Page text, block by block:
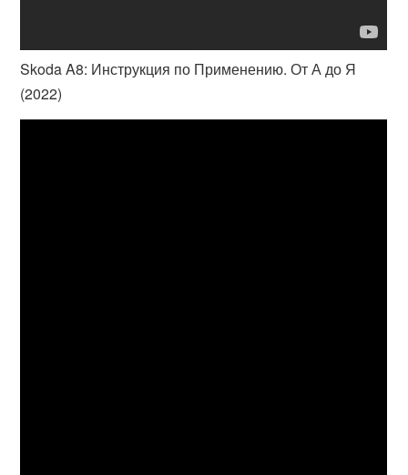
Skoda A8: Инструкция по Применению. От А до Я
(2022)